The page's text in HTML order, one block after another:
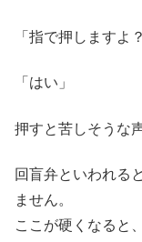
「指で押しますよ？
「はい」
押すと苦しそうな声
回盲弁といわれる
ません。
ここが硬くなると